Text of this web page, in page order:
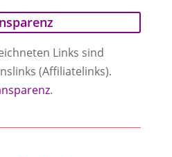
Links sind
(Affiliatelinks).
.